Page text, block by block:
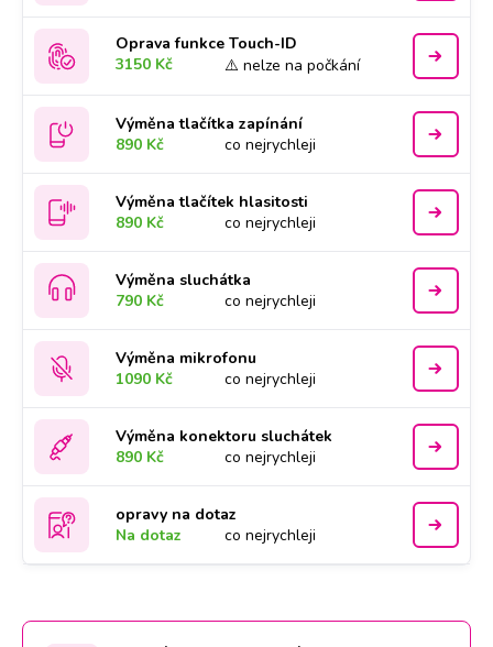
Oprava funkce Touch-ID
3150 Kč
⚠️ nelze na počkání
Výměna tlačítka zapínání
890 Kč
co nejrychleji
Výměna tlačítek hlasitosti
890 Kč
co nejrychleji
Výměna sluchátka
790 Kč
co nejrychleji
Výměna mikrofonu
1090 Kč
co nejrychleji
Výměna konektoru sluchátek
890 Kč
co nejrychleji
opravy na dotaz
Na dotaz
co nejrychleji